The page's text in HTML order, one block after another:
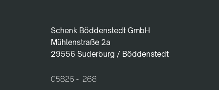
Schenk Böddenstedt GmbH
Mühlenstraße 2a
29556 Suderburg / Böddenstedt
05826 - 268